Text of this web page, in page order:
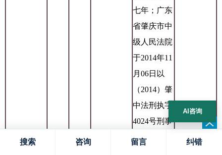
七年；广东
省肇庆市中
级人民法院
于2014年11
月06日以
（2014）肇
中法刑执字
4024号刑事
裁定，对其
AI咨询
搜索 咨询 留言 纠错